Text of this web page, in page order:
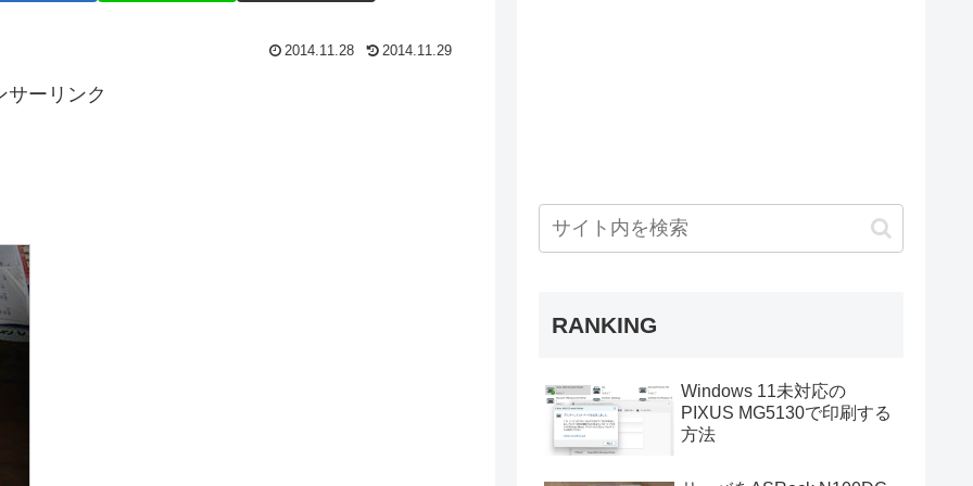
2014.11.28 2014.11.29
サーリンク
RANKING
Windows 11未対応の
PIXUS MG5130で印刷する
方法